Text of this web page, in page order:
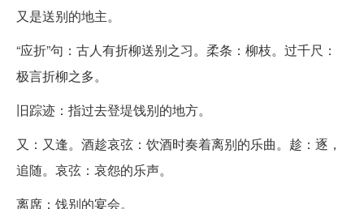
又是送别的地主。
“应折”句：古人有折柳送别之习。柔条：柳枝。过千尺：
极言折柳之多。
旧踪迹：指过去登堤饯别的地方。
又：又逢。酒趁哀弦：饮酒时奏着离别的乐曲。趁：逐，
追随。哀弦：哀怨的乐声。
离席：饯别的宴会。